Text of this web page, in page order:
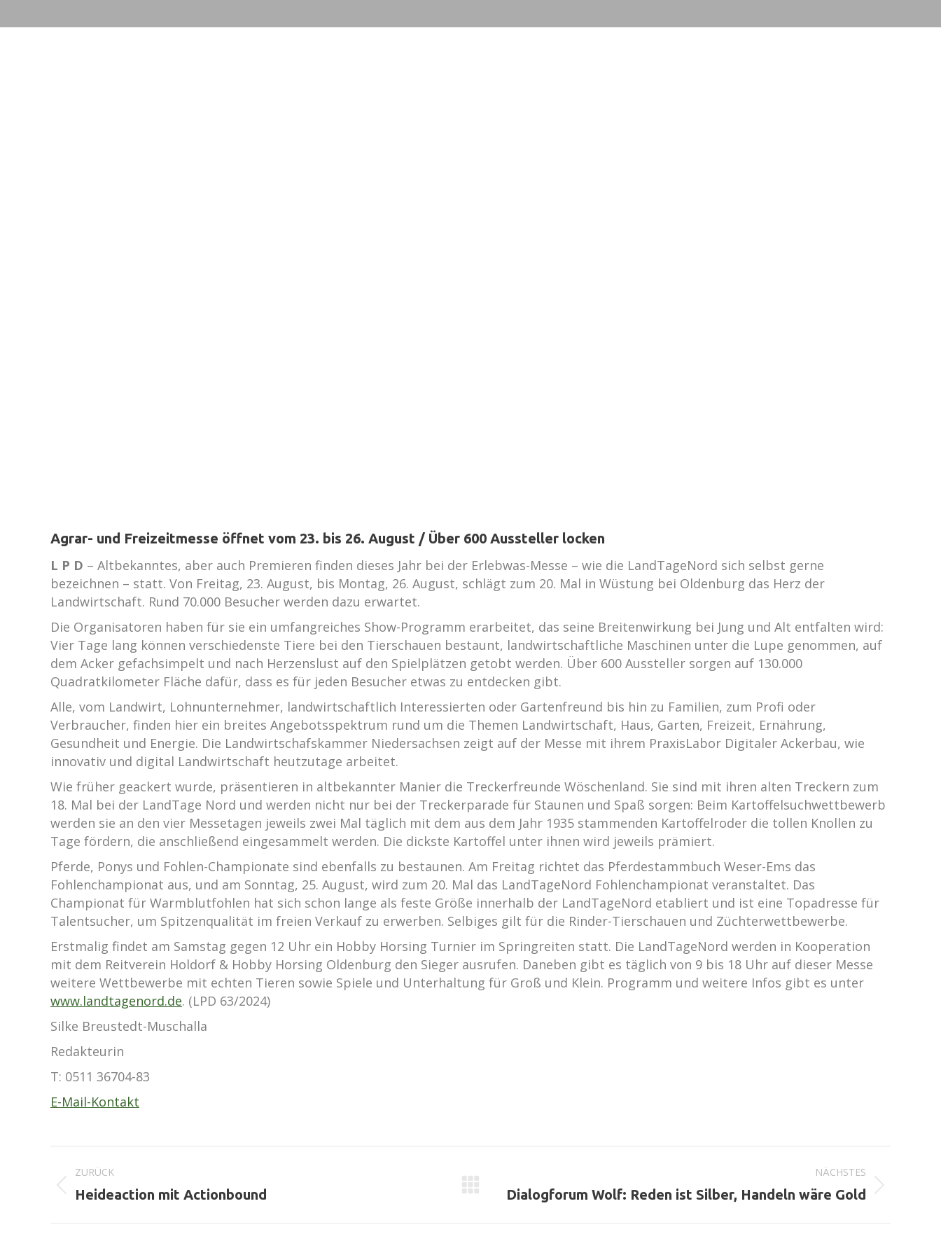
Agrar- und Freizeitmesse öffnet vom 23. bis 26. August / Über 600 Aussteller locken
L P D – Altbekanntes, aber auch Premieren finden dieses Jahr bei der Erlebwas-Messe – wie die LandTageNord sich selbst gerne
bezeichnen – statt. Von Freitag, 23. August, bis Montag, 26. August, schlägt zum 20. Mal in Wüstung bei Oldenburg das Herz der
Landwirtschaft. Rund 70.000 Besucher werden dazu erwartet.
Die Organisatoren haben für sie ein umfangreiches Show-Programm erarbeitet, das seine Breitenwirkung bei Jung und Alt entfalten wird:
Vier Tage lang können verschiedenste Tiere bei den Tierschauen bestaunt, landwirtschaftliche Maschinen unter die Lupe genommen, auf
dem Acker gefachsimpelt und nach Herzenslust auf den Spielplätzen getobt werden. Über 600 Aussteller sorgen auf 130.000
Quadratkilometer Fläche dafür, dass es für jeden Besucher etwas zu entdecken gibt.
Alle, vom Landwirt, Lohnunternehmer, landwirtschaftlich Interessierten oder Gartenfreund bis hin zu Familien, zum Profi oder
Verbraucher, finden hier ein breites Angebotsspektrum rund um die Themen Landwirtschaft, Haus, Garten, Freizeit, Ernährung,
Gesundheit und Energie. Die Landwirtschafskammer Niedersachsen zeigt auf der Messe mit ihrem PraxisLabor Digitaler Ackerbau, wie
innovativ und digital Landwirtschaft heutzutage arbeitet.
Wie früher geackert wurde, präsentieren in altbekannter Manier die Treckerfreunde Wöschenland. Sie sind mit ihren alten Treckern zum
18. Mal bei der LandTage Nord und werden nicht nur bei der Treckerparade für Staunen und Spaß sorgen: Beim Kartoffelsuchwettbewerb
werden sie an den vier Messetagen jeweils zwei Mal täglich mit dem aus dem Jahr 1935 stammenden Kartoffelroder die tollen Knollen zu
Tage fördern, die anschließend eingesammelt werden. Die dickste Kartoffel unter ihnen wird jeweils prämiert.
Pferde, Ponys und Fohlen-Championate sind ebenfalls zu bestaunen. Am Freitag richtet das Pferdestammbuch Weser-Ems das
Fohlenchampionat aus, und am Sonntag, 25. August, wird zum 20. Mal das LandTageNord Fohlenchampionat veranstaltet. Das
Championat für Warmblutfohlen hat sich schon lange als feste Größe innerhalb der LandTageNord etabliert und ist eine Topadresse für
Talentsucher, um Spitzenqualität im freien Verkauf zu erwerben. Selbiges gilt für die Rinder-Tierschauen und Züchterwettbewerbe.
Erstmalig findet am Samstag gegen 12 Uhr ein Hobby Horsing Turnier im Springreiten statt. Die LandTageNord werden in Kooperation
mit dem Reitverein Holdorf & Hobby Horsing Oldenburg den Sieger ausrufen. Daneben gibt es täglich von 9 bis 18 Uhr auf dieser Messe
weitere Wettbewerbe mit echten Tieren sowie Spiele und Unterhaltung für Groß und Klein. Programm und weitere Infos gibt es unter
www.landtagenord.de. (LPD 63/2024)
Silke Breustedt-Muschalla
Redakteurin
T: 0511 36704-83
E-Mail-Kontakt
ZURÜCK
Vorheriger
Heideaction mit Actionbound
NÄCHSTES
Nächster
Dialogforum Wolf: Reden ist Silber, Handeln wäre Gold